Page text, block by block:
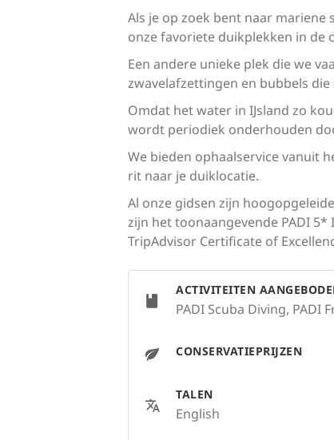
Als je op zoek bent naar mariene
onze favoriete duikplekken in de
Een andere unieke plek die we
zwavelafzettingen en bubbels
Omdat het water in IJsland zo
wordt periodiek onderhouden
We bieden ophaalservice vanuit
rit naar je duiklocatie.
Al onze gidsen zijn
zijn het toonaangevende PADI
TripAdvisor Certificate of
ACTIVITEITEN
PADI Scuba Diving, PADI
CONSERVATIEPRIJZEN
TALEN
English